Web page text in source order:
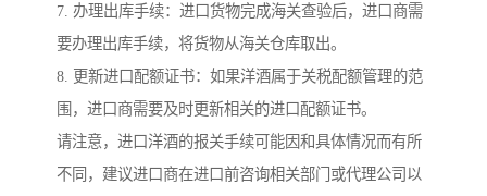
7. 办理出库手续：进口货物完成海关查验后，进口商需
要办理出库手续，将货物从海关仓库取出。
8. 更新进口配额证书：如果洋酒属于关税配额管理的范
围，进口商需要及时更新相关的进口配额证书。
请注意，进口洋酒的报关手续可能因和具体情况而有所
不同，建议进口商在进口前咨询相关部门或代理公司以